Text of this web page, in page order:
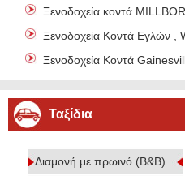
Ξενοδοχεία κοντά
Ξενοδοχεία Κοντά Εγλών ,
Ξενοδοχεία Κοντά
Ταξίδια
Διαμονή με πρωινό (B&B)